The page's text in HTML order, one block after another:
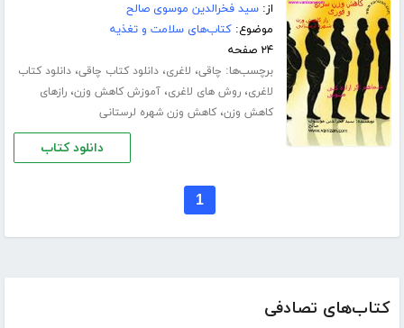
کتاب‌های تصادفی
از:سید فخرالدین موسوی صالح
موضوع:کتاب‌های سلامت و تغذیه
۲۴ صفحه
برچسب‌ها: چاقی، لاغری،دانلود کتاب چاقی،دانلود کتاب
لاغری،روش های لاغری،آموزش کاهش وزن،رازهای
کاهش وزن،کاهش وزن شهره لرستانی
دانلود کتاب
1